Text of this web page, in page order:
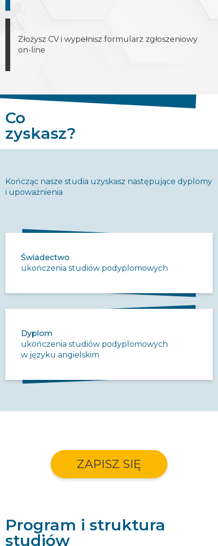
Złożysz CV i wypełnisz formularz zgłoszeniowy
on-line
Co
zyskasz?
Kończąc nasze studia uzyskasz następujące dyplomy
i upoważnienia
Świadectwo
ukończenia studiów podyplomowych
Dyplom
ukończenia studiów podyplomowych
w języku angielskim
ZAPISZ SIĘ
Program i struktura
studiów